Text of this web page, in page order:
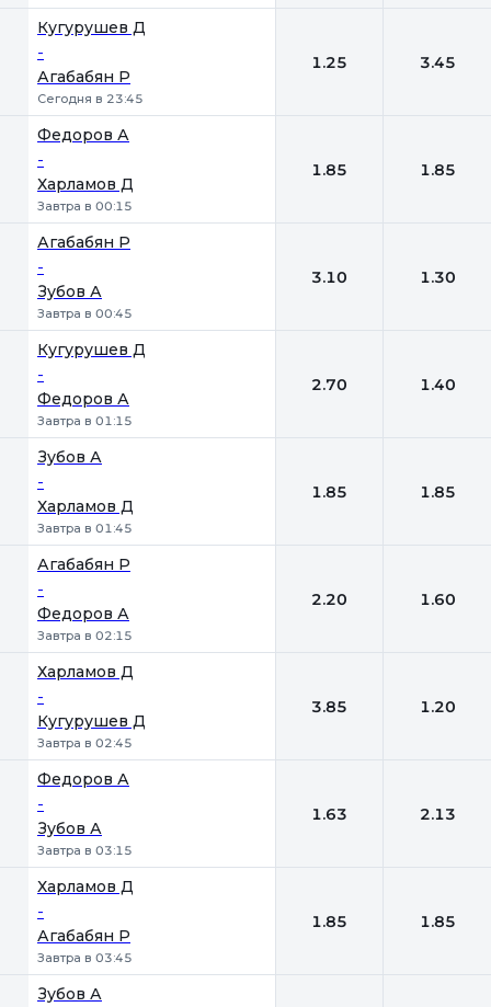
Кугурушев Д
-
Агабабян Р
Сегодня в 23:45
1.25 3.45
Федоров А
-
Харламов Д
Завтра в 00:15
1.85 1.85
Агабабян Р
-
Зубов А
Завтра в 00:45
3.10 1.30
Кугурушев Д
-
Федоров А
Завтра в 01:15
2.70 1.40
Зубов А
-
Харламов Д
Завтра в 01:45
1.85 1.85
Агабабян Р
-
Федоров А
Завтра в 02:15
2.20 1.60
Харламов Д
-
Кугурушев Д
Завтра в 02:45
3.85 1.20
Федоров А
-
Зубов А
Завтра в 03:15
1.63 2.13
Харламов Д
-
Агабабян Р
Завтра в 03:45
1.85 1.85
Зубов А